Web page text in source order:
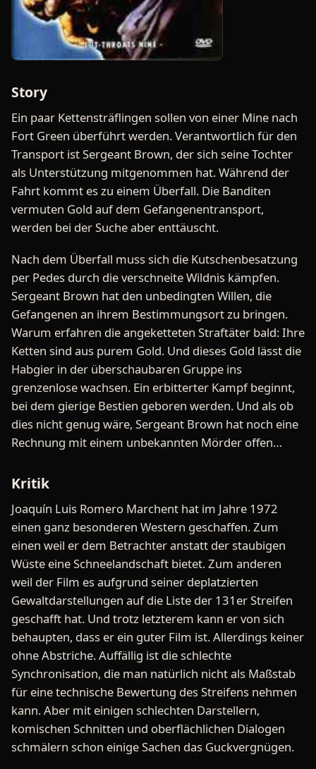
Story
Ein paar Kettensträflingen sollen von einer Mine nach
Fort Green überführt werden. Verantwortlich für den
Transport ist Sergeant Brown, der sich seine Tochter
als Unterstützung mitgenommen hat. Während der
Fahrt kommt es zu einem Überfall. Die Banditen
vermuten Gold auf dem Gefangenentransport,
werden bei der Suche aber enttäuscht.
Nach dem Überfall muss sich die Kutschenbesatzung
per Pedes durch die verschneite Wildnis kämpfen.
Sergeant Brown hat den unbedingten Willen, die
Gefangenen an ihrem Bestimmungsort zu bringen.
Warum erfahren die angeketteten Straftäter bald: Ihre
Ketten sind aus purem Gold. Und dieses Gold lässt die
Habgier in der überschaubaren Gruppe ins
grenzenlose wachsen. Ein erbitterter Kampf beginnt,
bei dem gierige Bestien geboren werden. Und als ob
dies nicht genug wäre, Sergeant Brown hat noch eine
Rechnung mit einem unbekannten Mörder offen…
Kritik
Joaquín Luis Romero Marchent hat im Jahre 1972
einen ganz besonderen Western geschaffen. Zum
einen weil er dem Betrachter anstatt der staubigen
Wüste eine Schneelandschaft bietet. Zum anderen
weil der Film es aufgrund seiner deplatzierten
Gewaltdarstellungen auf die Liste der 131er Streifen
geschafft hat. Und trotz letzterem kann er von sich
behaupten, dass er ein guter Film ist. Allerdings keiner
ohne Abstriche. Auffällig ist die schlechte
Synchronisation, die man natürlich nicht als Maßstab
für eine technische Bewertung des Streifens nehmen
kann. Aber mit einigen schlechten Darstellern,
komischen Schnitten und oberflächlichen Dialogen
schmälern schon einige Sachen das Guckvergnügen.